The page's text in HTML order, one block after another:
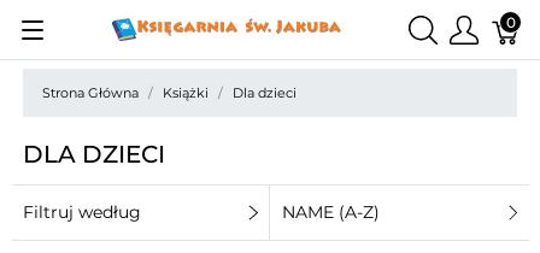
0
Strona Główna Książki Dla dzieci
DLA DZIECI
Filtruj według NAME (A-Z)